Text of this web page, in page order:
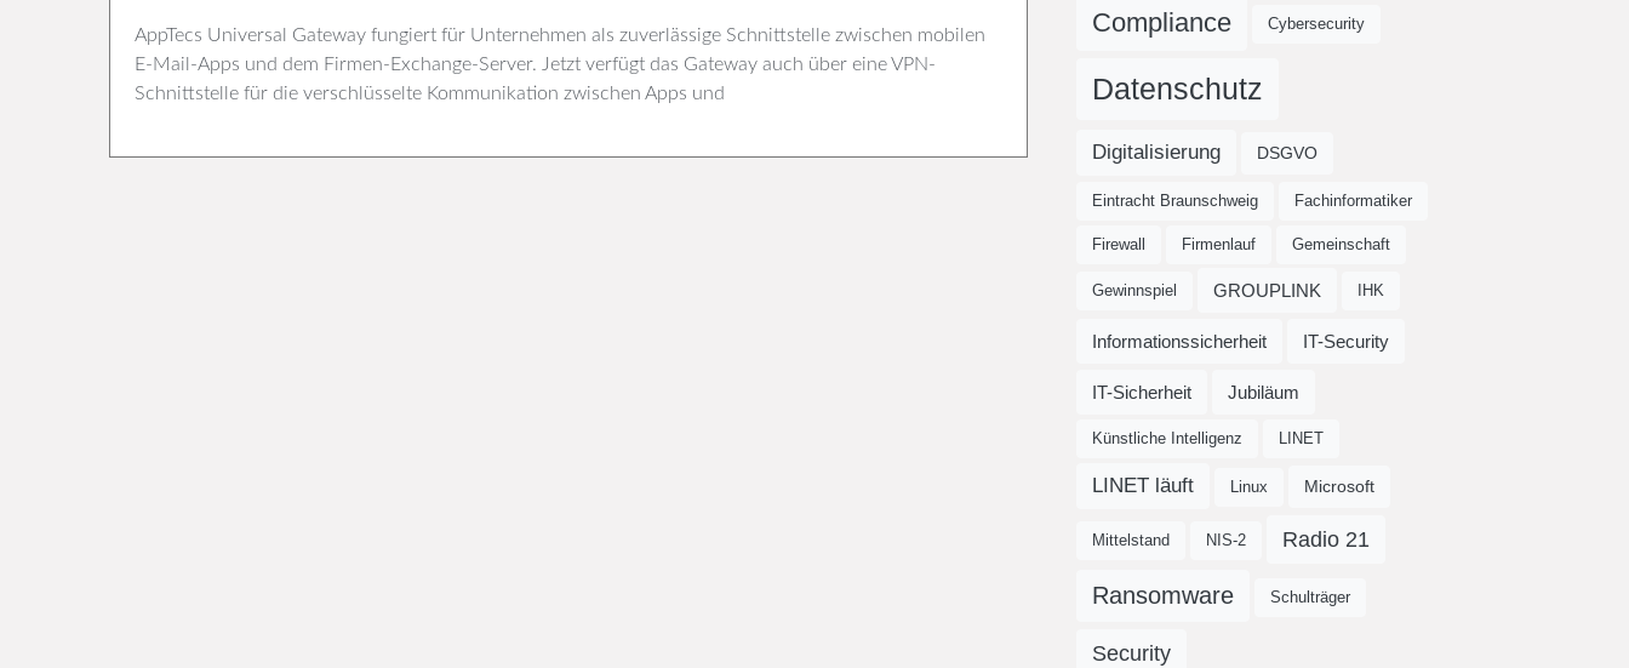
AppTecs Universal Gateway fungiert für Unternehmen als zuverlässige Schnittstelle zwischen mobilen
E-Mail-Apps und dem Firmen-Exchange-Server. Jetzt verfügt das Gateway auch über eine VPN-
Schnittstelle für die verschlüsselte Kommunikation zwischen Apps und
Compliance Cybersecurity
Datenschutz
Digitalisierung DSGVO
Eintracht Braunschweig Fachinformatiker
Firewall Firmenlauf Gemeinschaft
Gewinnspiel GROUPLINK IHK
Informationssicherheit IT-Security
IT-Sicherheit Jubiläum
Künstliche Intelligenz LINET
LINET läuft Linux Microsoft
Mittelstand NIS-2 Radio 21
Ransomware Schulträger
Security